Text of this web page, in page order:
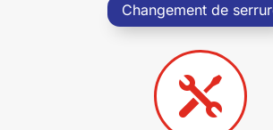
Changement de
